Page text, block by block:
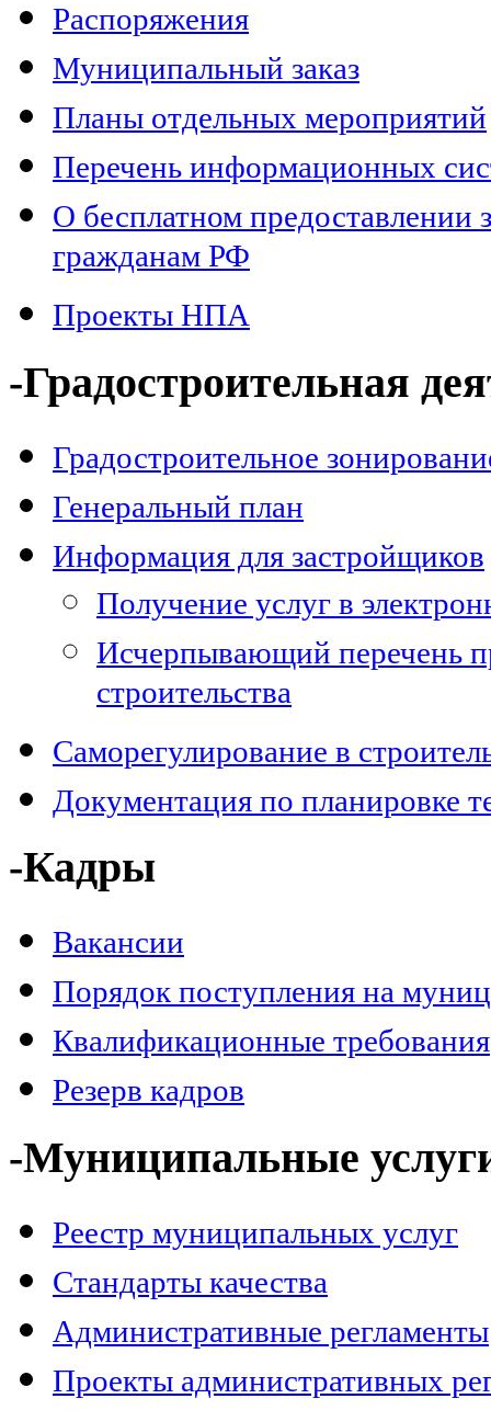
Распоряжения
Муниципальный заказ
Планы отдельных мероприятий
Перечень информационных
О бесплатном предоставлении
гражданам РФ
Проекты НПА
-Градостроительная
Градостроительное
Генеральный план
Информация для застройщиков
Получение услуг в
Исчерпывающий перечень
строительства
Саморегулирование в
Документация по планировке
-Кадры
Вакансии
Порядок поступления на
Квалификационные требования
Резерв кадров
-Муниципальные
Реестр муниципальных услуг
Стандарты качества
Административные регламенты
Проекты административных